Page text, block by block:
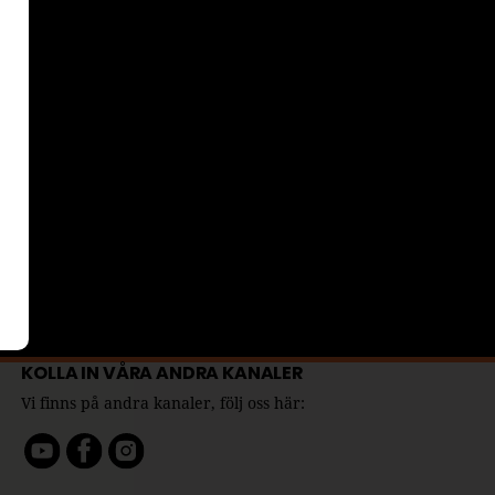
KOLLA IN VÅRA ANDRA KANALER
Vi finns på andra kanaler, följ oss här: